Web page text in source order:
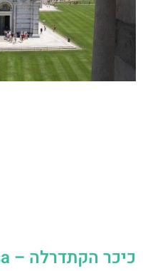
כיכר הקתדרלה – Cattedrale di Pisa